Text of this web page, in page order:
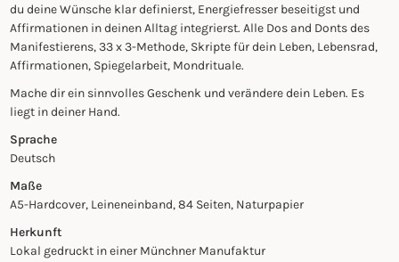
du deine Wünsche klar definierst, Energiefresser beseitigst und
Affirmationen in deinen Alltag integrierst. Alle Dos and Donts des
Manifestierens, 33 x 3-Methode, Skripte für dein Leben, Lebensrad,
Affirmationen, Spiegelarbeit, Mondrituale.
Mache dir ein sinnvolles Geschenk und verändere dein Leben. Es
liegt in deiner Hand.
Sprache
Deutsch
Maße
A5-Hardcover, Leineneinband, 84 Seiten, Naturpapier
Herkunft
Lokal gedruckt in einer Münchner Manufaktur